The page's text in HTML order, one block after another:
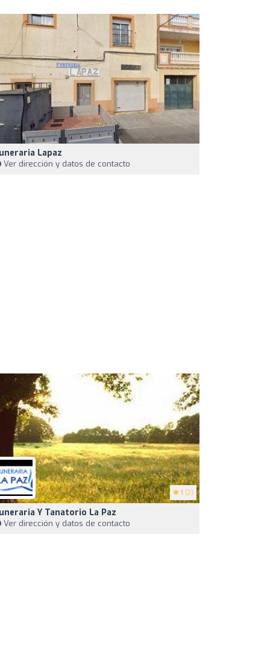
Lapaz
Ver dirección y datos de contacto
1 (2)
Y Tanatorio La Paz
Ver dirección y datos de contacto